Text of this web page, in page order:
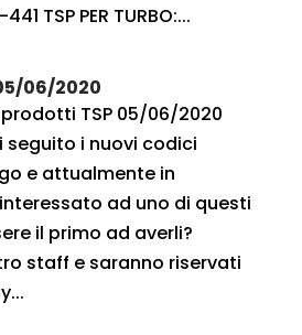
TSP PER TURBO:...
06/2020
TSP 05/06/2020
i nuovi codici
e attualmente in
ad uno di questi
il primo ad averli?
staff e saranno riservati